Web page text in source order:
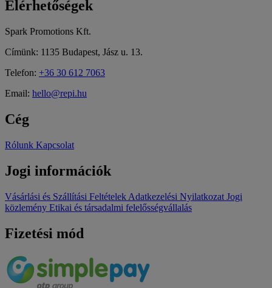
Elérhetőségek
Spark Promotions Kft.
Címünk: 1135 Budapest, Jász u. 13.
Telefon: +36 30 612 7063
Email: hello@repi.hu
Cég
Rólunk Kapcsolat
Jogi információk
Vásárlási és Szállítási Feltételek Adatkezelési Nyilatkozat Jogi
közlemény Etikai és társadalmi felelősségvállalás
Fizetési mód